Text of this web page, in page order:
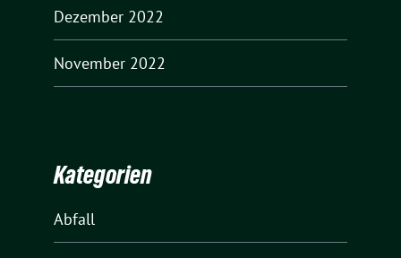
Dezember 2022
November 2022
Kategorien
Abfall